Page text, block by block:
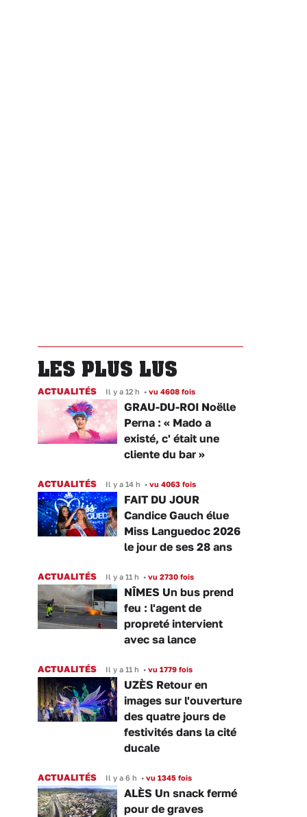
LES PLUS LUS
ACTUALITÉS Il y a 12 h • vu 4608 fois
GRAU-DU-ROI Noëlle
Perna : « Mado a
existé, c' était une
cliente du bar »
ACTUALITÉS Il y a 14 h • vu 4063 fois
FAIT DU JOUR
Candice Gauch élue
Miss Languedoc 2026
le jour de ses 28 ans
ACTUALITÉS Il y a 11 h • vu 2730 fois
NÎMES Un bus prend
feu : l'agent de
propreté intervient
avec sa lance
ACTUALITÉS Il y a 11 h • vu 1779 fois
UZÈS Retour en
images sur l'ouverture
des quatre jours de
festivités dans la cité
ducale
ACTUALITÉS Il y a 6 h • vu 1345 fois
ALÈS Un snack fermé
pour de graves